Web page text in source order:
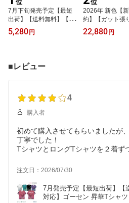
位
7月下旬発売予定【最短
出荷】【送料無料】【メ
ール便対応】ゴーセン 昇
華ロングTシャツ JT26
発送可能）テニス、ソフ
トテニス、バドミントン
5,280円
位
2026年 新色【
約】【ガット張
無料】【後衛用
クス ソフトテニ
22,880円
■レビュー
4
購入者
初めて購入させてもらいましたが
丁寧でした！
TシャツとロングTシャツを２着ず
良くて子供達も気に入り次の日の
た。
また購入させていただきます！
注文日：2026/07/30
7月発売予定【最短出荷】【
対応】ゴーセン 昇華Tシャ